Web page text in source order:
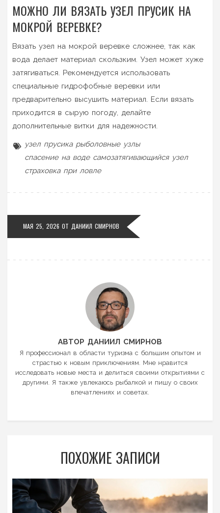
МОЖНО ЛИ ВЯЗАТЬ УЗЕЛ ПРУСИК НА
МОКРОЙ ВЕРЕВКЕ?
Вязать узел на мокрой веревке сложнее, так как
вода делает материал скользким. Узел может хуже
затягиваться. Рекомендуется использовать
специальные гидрофобные веревки или
предварительно высушить материал. Если вязать
приходится в сырую погоду, делайте
дополнительные витки для надежности.
узел прусика рыболовные узлы
спасение на воде самозатягивающийся узел
страховка при ловле
МАЯ 25, 2026 ОТ ДАНИИЛ СМИРНОВ
АВТОР ДАНИИЛ СМИРНОВ
Я профессионал в области туризма с большим опытом и
страстью к новым приключениям. Мне нравится
исследовать новые места и делиться своими открытиями с
другими. Я также увлекаюсь рыбалкой и пишу о своих
впечатлениях и советах.
ПОХОЖИЕ ЗАПИСИ